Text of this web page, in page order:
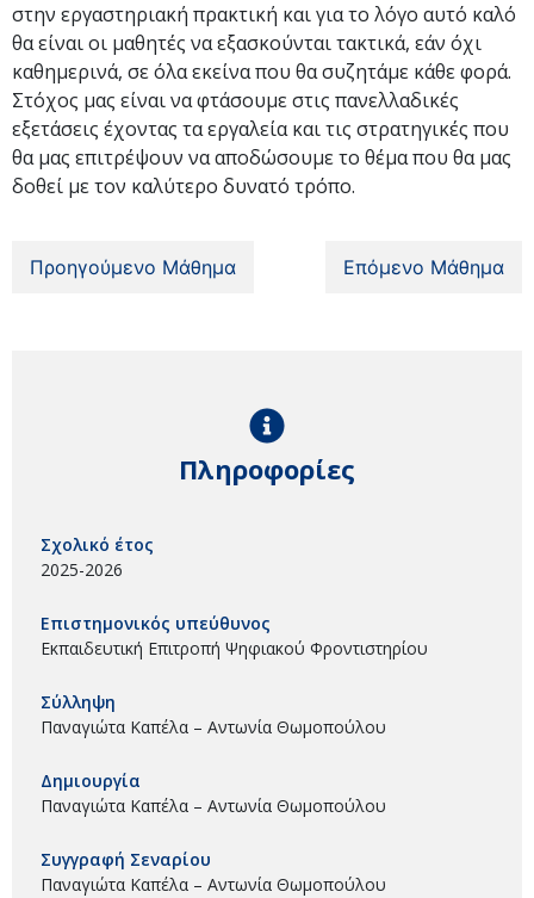
στην εργαστηριακή πρακτική και για το λόγο αυτό καλό
θα είναι οι μαθητές να εξασκούνται τακτικά, εάν όχι
καθημερινά, σε όλα εκείνα που θα συζητάμε κάθε φορά.
Στόχος μας είναι να φτάσουμε στις πανελλαδικές
εξετάσεις έχοντας τα εργαλεία και τις στρατηγικές που
θα μας επιτρέψουν να αποδώσουμε το θέμα που θα μας
δοθεί με τον καλύτερο δυνατό τρόπο.
Προηγούμενο Μάθημα Επόμενο Μάθημα
Πληροφορίες
Σχολικό έτος
2025-2026
Επιστημονικός υπεύθυνος
Εκπαιδευτική Επιτροπή Ψηφιακού Φροντιστηρίου
Σύλληψη
Παναγιώτα Καπέλα – Αντωνία Θωμοπούλου
Δημιουργία
Παναγιώτα Καπέλα – Αντωνία Θωμοπούλου
Συγγραφή Σεναρίου
Παναγιώτα Καπέλα – Αντωνία Θωμοπούλου